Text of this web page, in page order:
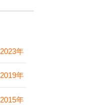
2023年
2019年
2015年